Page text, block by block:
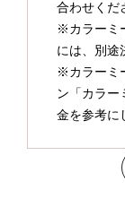
合わせくだ
※カラーミ
には、別途
※カラーミ
ン「カラー
金を参考に